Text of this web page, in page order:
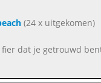
(24 x uitgekomen)
fier dat je getrouwd